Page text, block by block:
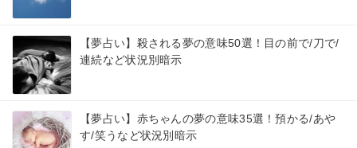
【夢占い】殺される夢の意味50選！目の前で/刀で/
連続など状況別暗示
【夢占い】赤ちゃんの夢の意味35選！預かる/あや
す/笑うなど状況別暗示